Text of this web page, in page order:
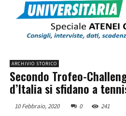
ARCHIVIO STORICO
Secondo Trofeo-
d’Italia si sfidano a
10 Febbraio, 2020 0 241